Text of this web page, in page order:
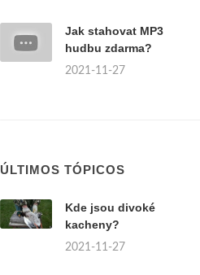
Jak stahovat MP3
hudbu zdarma?
2021-11-27
ÚLTIMOS TÓPICOS
Kde jsou divoké
kacheny?
2021-11-27